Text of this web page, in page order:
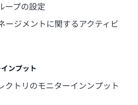
ープの設定
ージメントに関するアクティビ
ンプット
クトリのモニターインンプット